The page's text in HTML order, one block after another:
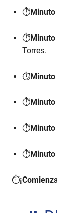
⏱️Minuto
⏱️Minuto
Torres.
⏱️Minuto
⏱️Minuto
⏱️Minuto
⏱️Minuto
⏱️